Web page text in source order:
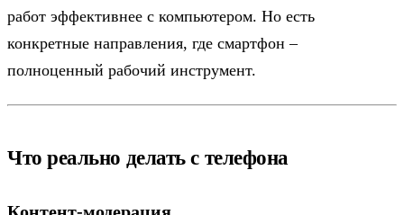
работ эффективнее с компьютером. Но есть
конкретные направления, где смартфон –
полноценный рабочий инструмент.
Что реально делать с телефона
Контент-модерация